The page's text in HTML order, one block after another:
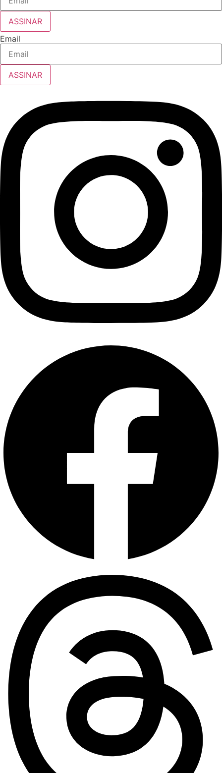
ASSINAR
Email
ASSINAR